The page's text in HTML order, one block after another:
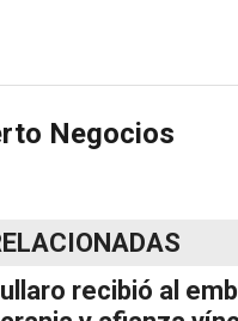
Negocios
recibió al